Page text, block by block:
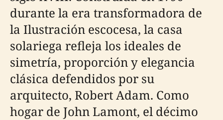
durante la era transformadora de
la Ilustración escocesa, la casa
solariega refleja los ideales de
simetría, proporción y elegancia
clásica defendidos por su
arquitecto, Robert Adam. Como
hogar de John Lamont, el décimo